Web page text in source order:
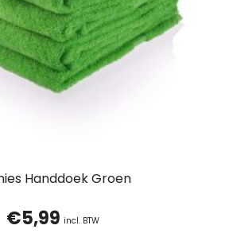
Handdoek Groen
€5,99 incl. BTW